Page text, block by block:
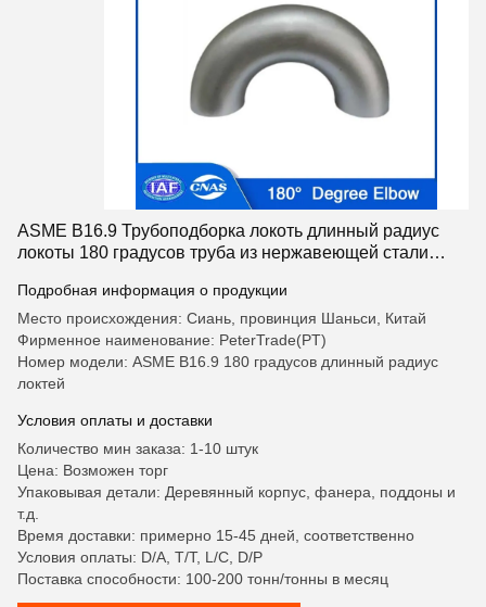
ASME B16.9 Трубоподборка локоть длинный радиус
локоты 180 градусов труба из нержавеющей стали
Подробная информация о продукции
Место происхождения: Сиань, провинция Шаньси, Китай
Фирменное наименование: PeterTrade(PT)
Номер модели: ASME B16.9 180 градусов длинный радиус
локтей
Условия оплаты и доставки
Количество мин заказа: 1-10 штук
Цена: Возможен торг
Упаковывая детали: Деревянный корпус, фанера, поддоны и
т.д.
Время доставки: примерно 15-45 дней, соответственно
Условия оплаты: D/A, T/T, L/C, D/P
Поставка способности: 100-200 тонн/тонны в месяц